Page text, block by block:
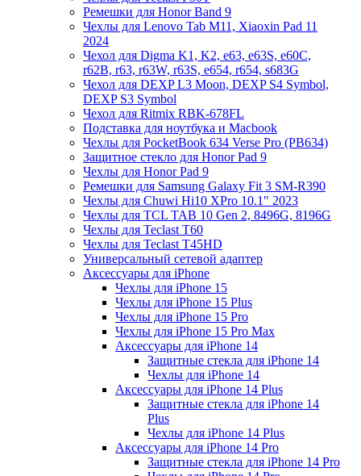
Ремешки для Honor Band 9
Чехлы для Lenovo Tab M11, Xiaoxin Pad 11
2024
Чехол для Digma K1, K2, e63, e63S, e60C,
r62B, r63, r63W, r63S, e654, r654, s683G
Чехол для DEXP L3 Moon, DEXP S4 Symbol,
DEXP S3 Symbol
Чехол для Ritmix RBK-678FL
Подставка для ноутбука и Macbook
Чехлы для PocketBook 634 Verse Pro (PB634)
Защитное стекло для Honor Pad 9
Чехлы для Honor Pad 9
Ремешки для Samsung Galaxy Fit 3 SM-R390
Чехлы для Chuwi Hi10 XPro 10.1" 2023
Чехлы для TCL TAB 10 Gen 2, 8496G, 8196G
Чехлы для Teclast T60
Чехлы для Teclast T45HD
Универсальный сетевой адаптер
Аксессуары для iPhone
Чехлы для iPhone 15
Чехлы для iPhone 15 Plus
Чехлы для iPhone 15 Pro
Чехлы для iPhone 15 Pro Max
Аксессуары для iPhone 14
Защитные стекла для iPhone 14
Чехлы для iPhone 14
Аксессуары для iPhone 14 Plus
Защитные стекла для iPhone 14
Plus
Чехлы для iPhone 14 Plus
Аксессуары для iPhone 14 Pro
Защитные стекла для iPhone 14 Pro